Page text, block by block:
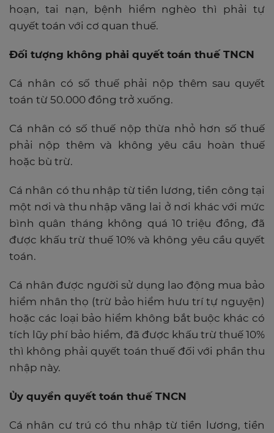
hoạn, tai nạn, bệnh hiểm nghèo thì phải tự
quyết toán với cơ quan thuế.
Đối tượng không phải quyết toán thuế TNCN
Cá nhân có số thuế phải nộp thêm sau quyết
toán từ 50.000 đồng trở xuống.
Cá nhân có số thuế nộp thừa nhỏ hơn số thuế
phải nộp thêm và không yêu cầu hoàn thuế
hoặc bù trừ.
Cá nhân có thu nhập từ tiền lương, tiền công tại
một nơi và thu nhập vãng lai ở nơi khác với mức
bình quân tháng không quá 10 triệu đồng, đã
được khấu trừ thuế 10% và không yêu cầu quyết
toán.
Cá nhân được người sử dụng lao động mua bảo
hiểm nhân thọ (trừ bảo hiểm hưu trí tự nguyện)
hoặc các loại bảo hiểm không bắt buộc khác có
tích lũy phí bảo hiểm, đã được khấu trừ thuế 10%
thì không phải quyết toán thuế đối với phần thu
nhập này.
Ủy quyền quyết toán thuế TNCN
Cá nhân cư trú có thu nhập từ tiền lương, tiền